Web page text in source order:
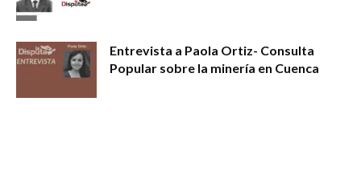
Entrevista a Paola Ortiz- Consulta
Popular sobre la minería en Cuenca